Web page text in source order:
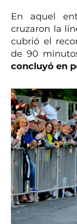
En aquel
cruzaron la
cubrió el
de 90
concluyó en